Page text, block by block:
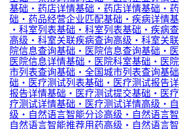
基础·药店详情基础·药店详情基础·
础·药品经营企业匹配基础·疾病详情
·科室列表基础·科室列表基础·疾病
高级·科室关联疾病查询高级·科室关
院信息查询基础·医院信息查询基础·
医院信息详情基础·医院科室基础·医
市列表查询基础·全国城市列表查询基
础·医疗测试列表基础·医疗测试报告
报告详情基础·医疗测试提交基础·医
疗测试详情基础·医疗测试详情高级·
级·自然语言智能分诊高级·自然语言
自然语言智能推荐用药高级·自然语言